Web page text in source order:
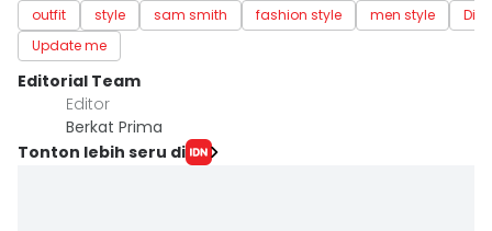
outfit style sam smith fashion style men style
Update me
Editorial Team
Editor
Berkat Prima
Tonton lebih seru di